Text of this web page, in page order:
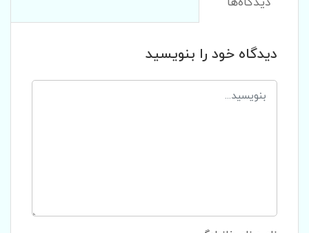
دیدگاه خود را بنویسید